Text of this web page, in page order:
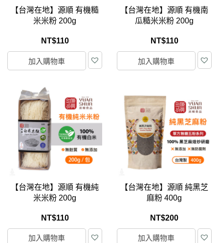
【台灣在地】源順 有機糙
米米粉 200g
NT$110
加入購物車
【台灣在地】源順 有機南
瓜糙米米粉 200g
NT$110
加入購物車
【台灣在地】源順 有機純
米米粉 200g
NT$110
加入購物車
【台灣在地】源順 純黑芝
麻粉 400g
NT$200
加入購物車